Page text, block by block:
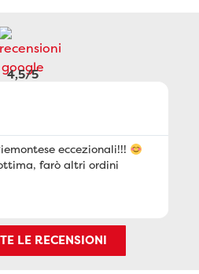
4,5/5
eccezionali!!!
farò altri ordini
LE RECENSIONI